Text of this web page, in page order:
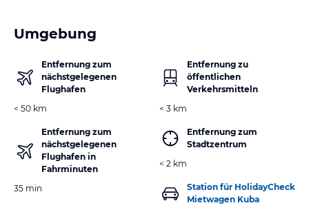
Umgebung
Entfernung zum
nächstgelegenen
Flughafen
< 50 km
Entfernung zum
nächstgelegenen
Flughafen in
Fahrminuten
35 min
Entfernung zu
öffentlichen
Verkehrsmitteln
< 3 km
Entfernung zum
Stadtzentrum
< 2 km
Station für HolidayCheck
Mietwagen Kuba